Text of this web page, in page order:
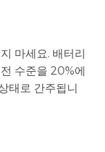
마세요. 배터리
수준을 20%에
태로 간주됩니